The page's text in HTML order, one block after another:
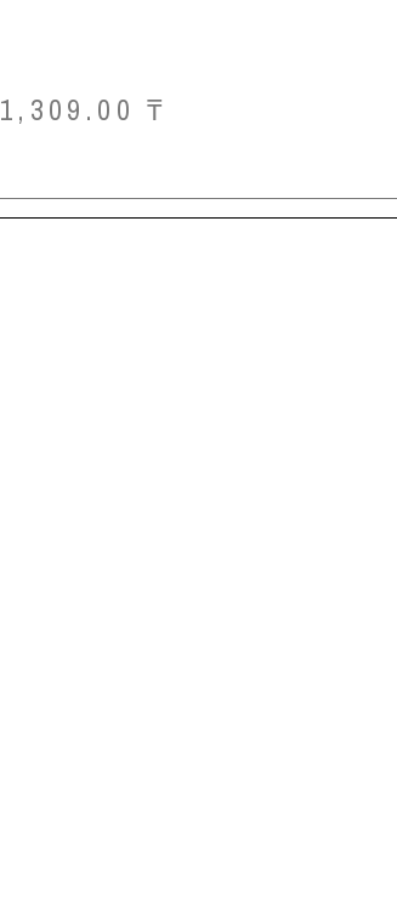
1,309.00₸